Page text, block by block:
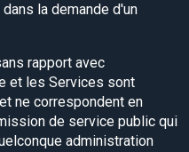
la demande d'un
rapport avec
et les Services sont
ne correspondent en
de service public qui
administration